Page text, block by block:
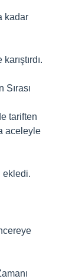
kadar
Sırası
tariften
aceleyle
ekledi.